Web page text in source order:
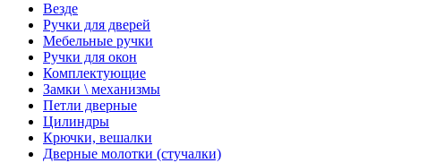
Везде
Ручки для дверей
Мебельные ручки
Ручки для окон
Комплектующие
Замки \ механизмы
Петли дверные
Цилиндры
Крючки, вешалки
Дверные молотки (стучалки)